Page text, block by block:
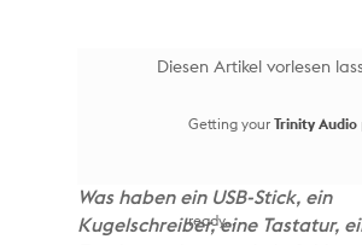
Diesen Artikel vorlesen
Getting your Trinity Audio
ready...
Was haben ein USB-Stick, ein
Kugelschreiber, eine Tastatur,